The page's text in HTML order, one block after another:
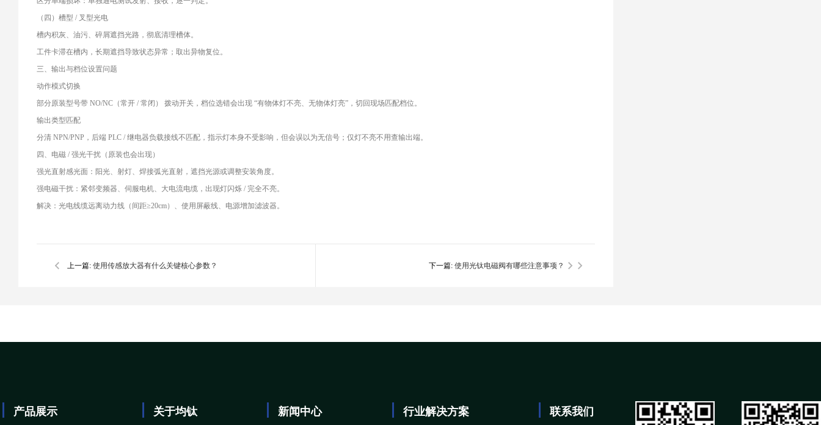
（四）槽型 / 叉型光电
槽内积灰、油污、碎屑遮挡光路，彻底清理槽体。
工件卡滞在槽内，长期遮挡导致状态异常；取出异物复位。
三、输出与档位设置问题
动作模式切换
部分原装型号带 NO/NC（常开 / 常闭） 拨动开关，档位选错会出现 “有物体灯不亮、无物体灯亮”，切回现场匹配档位。
输出类型匹配
分清 NPN/PNP，后端 PLC / 继电器负载接线不匹配，指示灯本身不受影响，但会误以为无信号；仅灯不亮不用查输出端。
四、电磁 / 强光干扰（原装也会出现）
强光直射感光面：阳光、射灯、焊接弧光直射，遮挡光源或调整安装角度。
强电磁干扰：紧邻变频器、伺服电机、大电流电缆，出现灯闪烁 / 完全不亮。
解决：光电线缆远离动力线（间距≥20cm）、使用屏蔽线、电源增加滤波器。
上一篇: 使用传感放大器有什么关键核心参数？ 下一篇: 使用光钛电磁阀有哪些注意事项？
产品展示 关于均钛 新闻中心 行业解决方案 联系我们